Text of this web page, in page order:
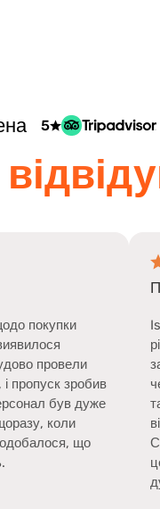
5
Перевершило мої
Istanbul Explorer Pass
рішенням для моєї
заощадив мені час,
черги, але й сервіс був
такими привітними та
відчував(ла), що про
Стамбул — це
цей пропуск зробив
дуже радий(рада), що